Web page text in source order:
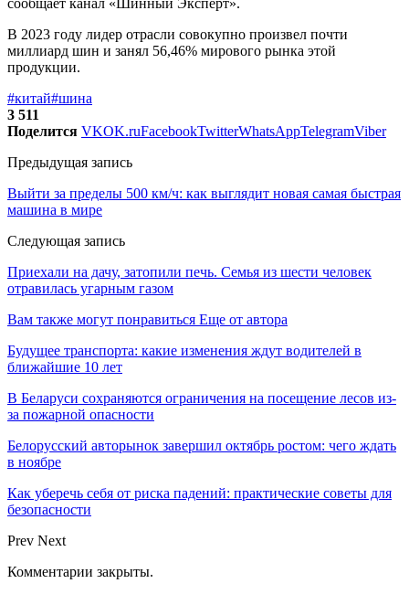
В 2023 году лидер отрасли совокупно произвел почти
миллиард шин и занял 56,46% мирового рынка этой
продукции.
#китай#шина
3 511
Поделится VKOK.ruFacebookTwitterWhatsAppTelegramViber
Предыдущая запись
Выйти за пределы 500 км/ч: как выглядит новая самая быстрая
машина в мире
Следующая запись
Приехали на дачу, затопили печь. Семья из шести человек
отравилась угарным газом
Вам также могут понравиться Еще от автора
Будущее транспорта: какие изменения ждут водителей в
ближайшие 10 лет
В Беларуси сохраняются ограничения на посещение лесов из-
за пожарной опасности
Белорусский авторынок завершил октябрь ростом: чего ждать
в ноябре
Как уберечь себя от риска падений: практические советы для
безопасности
Prev Next
Комментарии закрыты.